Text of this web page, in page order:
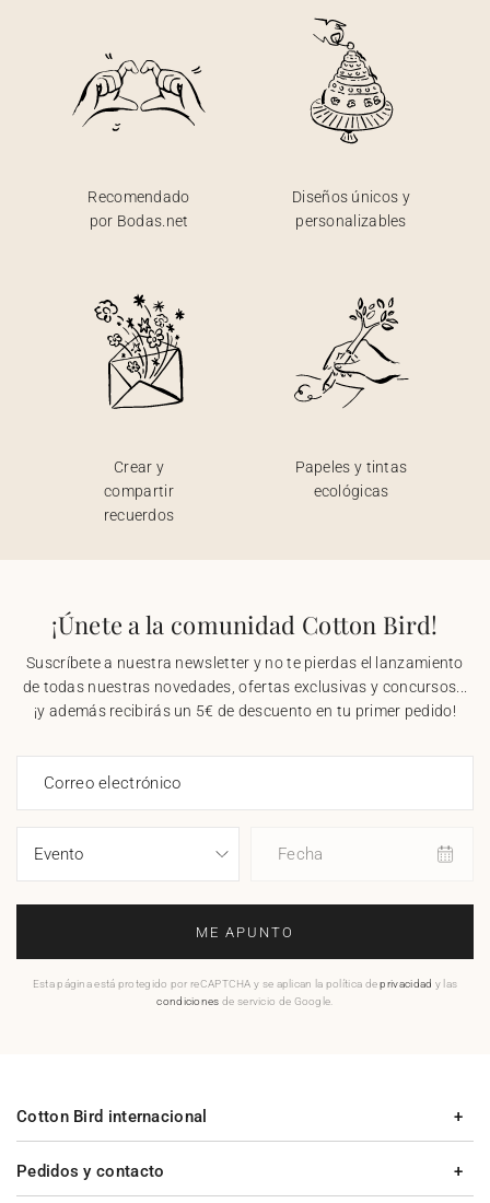
Recomendado
por Bodas.net
Diseños únicos y
personalizables
Crear y
compartir
recuerdos
Papeles y tintas
ecológicas
¡Únete a la comunidad Cotton Bird!
Suscríbete a nuestra newsletter y no te pierdas el lanzamiento
de todas nuestras novedades, ofertas exclusivas y concursos...
¡y además recibirás un 5€ de descuento en tu primer pedido!
Correo electrónico
Fecha
ME APUNTO
Esta página está protegido por reCAPTCHA y se aplican la política deprivacidad y las
condiciones de servicio de Google.
Pedidos y contacto
Cotton Bird internacional